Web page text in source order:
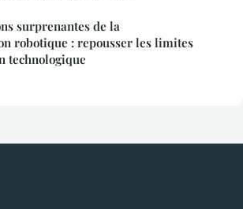
surprenantes de la
robotique : repousser les limites
technologique